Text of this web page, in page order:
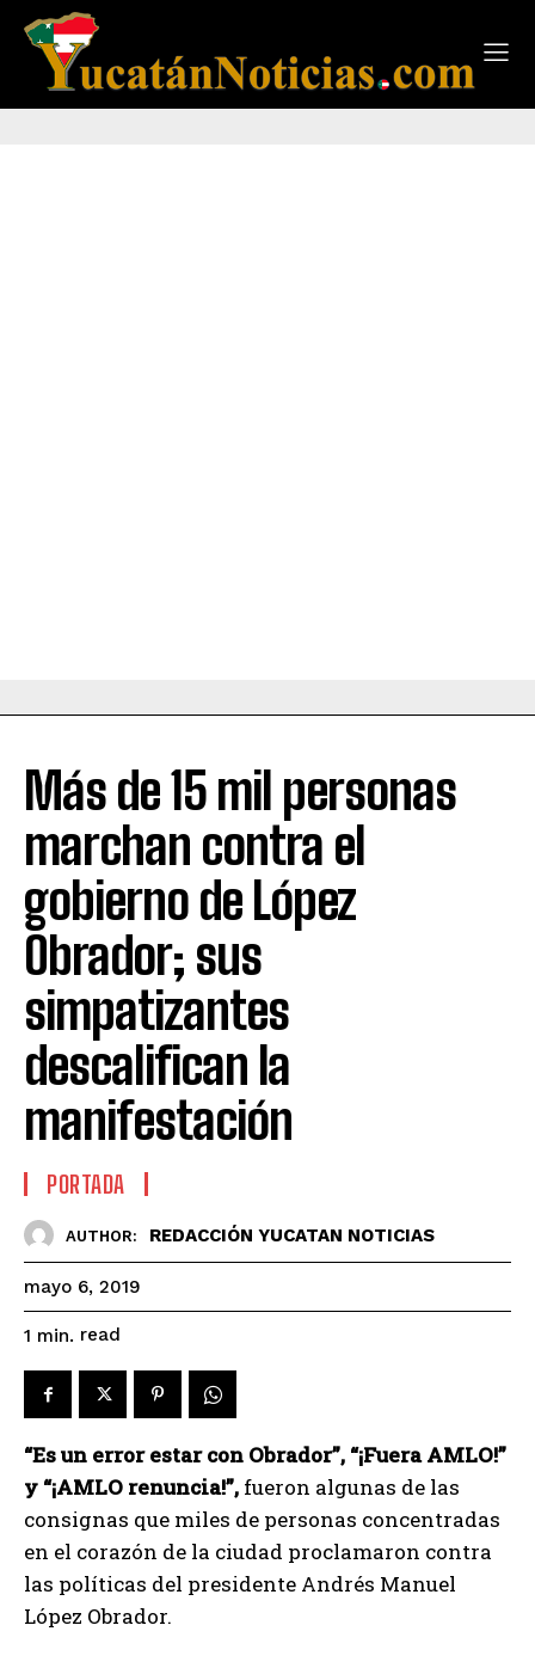
Más de 15 mil personas
marchan contra el
gobierno de López
Obrador; sus
simpatizantes
descalifican la
manifestación
PORTADA
AUTHOR: REDACCIÓN YUCATAN NOTICIAS
mayo 6, 2019
1 min. read
“Es un error estar con Obrador”, “¡Fuera AMLO!”
y “¡AMLO renuncia!”, fueron algunas de las
consignas que miles de personas concentradas
en el corazón de la ciudad proclamaron contra
las políticas del presidente Andrés Manuel
López Obrador.